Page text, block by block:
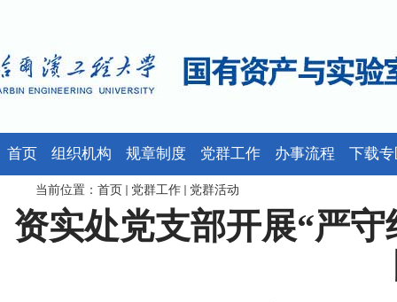
首页 组织机构 规章制度 党群工作 办事流程 下载
当前位置： 首页 党群工作 党群活动
资实处党支部开展“严